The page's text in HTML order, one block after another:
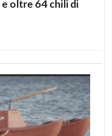
oltre 64 chili di